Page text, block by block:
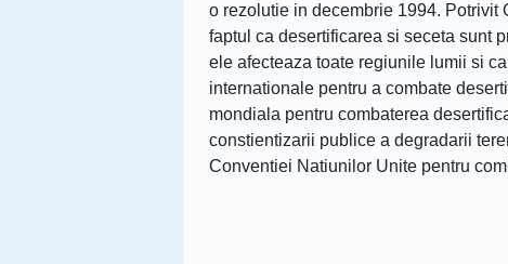
o rezolutie in decembrie 1994. Potrivit
faptul ca desertificarea si seceta sunt
ele afecteaza toate regiunile lumii si
internationale pentru a combate
mondiala pentru combaterea
constientizarii publice a degradarii
Conventiei Natiunilor Unite pentru